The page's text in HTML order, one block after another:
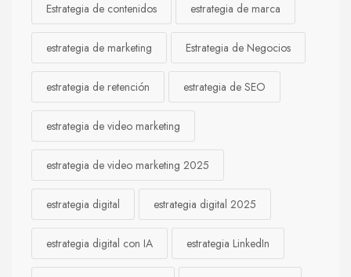
Estrategia de contenidos estrategia de marca
estrategia de marketing Estrategia de Negocios
estrategia de retención estrategia de SEO
estrategia de video marketing
estrategia de video marketing 2025
estrategia digital estrategia digital 2025
estrategia digital con IA estrategia LinkedIn